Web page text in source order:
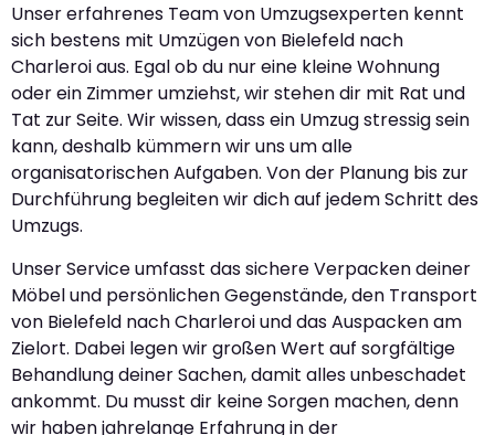
Unser erfahrenes Team von Umzugsexperten kennt
sich bestens mit Umzügen von Bielefeld nach
Charleroi aus. Egal ob du nur eine kleine Wohnung
oder ein Zimmer umziehst, wir stehen dir mit Rat und
Tat zur Seite. Wir wissen, dass ein Umzug stressig sein
kann, deshalb kümmern wir uns um alle
organisatorischen Aufgaben. Von der Planung bis zur
Durchführung begleiten wir dich auf jedem Schritt des
Umzugs.
Unser Service umfasst das sichere Verpacken deiner
Möbel und persönlichen Gegenstände, den Transport
von Bielefeld nach Charleroi und das Auspacken am
Zielort. Dabei legen wir großen Wert auf sorgfältige
Behandlung deiner Sachen, damit alles unbeschadet
ankommt. Du musst dir keine Sorgen machen, denn
wir haben jahrelange Erfahrung in der